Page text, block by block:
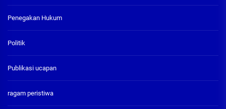
Penegakan Hukum
Politik
Publikasi ucapan
ragam peristiwa